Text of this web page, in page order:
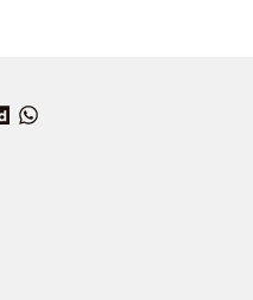
Dailymotion